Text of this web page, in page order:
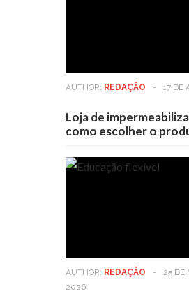
AUTHOR: REDAÇÃO - 17 DE
Loja de
como escolher o
AUTHOR: REDAÇÃO -
25 DE
2026